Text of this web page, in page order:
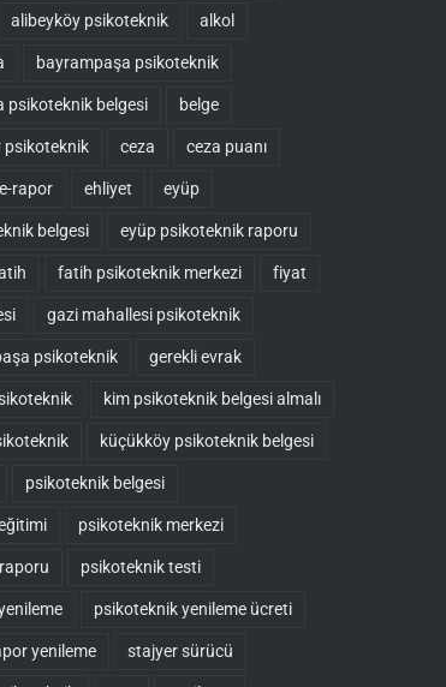
alibeyköy psikoteknik alkol
bayrampaşa psikoteknik
psikoteknik belgesi belge
psikoteknik ceza ceza puanı
e-rapor ehliyet eyüp
belgesi eyüp psikoteknik raporu
fatih psikoteknik merkezi fiyat
gazi mahallesi psikoteknik
psikoteknik gerekli evrak
kim psikoteknik belgesi almalı
küçükköy psikoteknik belgesi
psikoteknik belgesi
psikoteknik merkezi
psikoteknik testi
psikoteknik yenileme ücreti
yenileme stajyer sürücü